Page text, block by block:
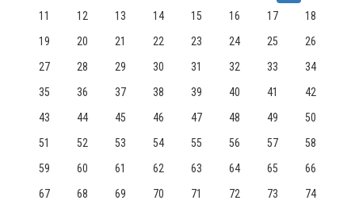
11
12 13 14 15 16 17
18
19
20 21 22 23 24 25
26
27
28 29 30 31 32 33
34
35
36 37 38 39 40 41
42
43
44 45 46 47 48 49
50
51
52 53 54 55 56 57
58
59
60 61 62 63 64 65
66
67
68 69 70 71 72 73
74